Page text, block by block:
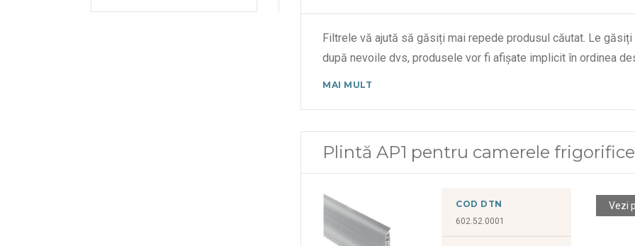
Filtrele vă ajută să găsiți mai repede produsul căutat. Le
după nevoile dvs, produsele vor fi afișate implicit în ordinea
MAI MULT
Plintă AP1 pentru camerele frigorifice
COD DTN
602.52.0001
Vezi